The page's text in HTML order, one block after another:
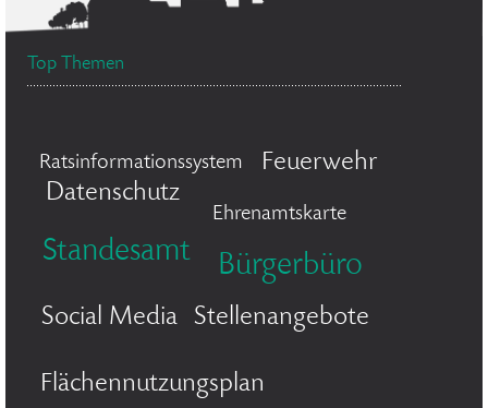
Top Themen
Ratsinformationssystem
Feuerwehr
Datenschutz
Ehrenamtskarte
Standesamt Bürgerbüro
Social Media Stellenangebote
Flächennutzungsplan